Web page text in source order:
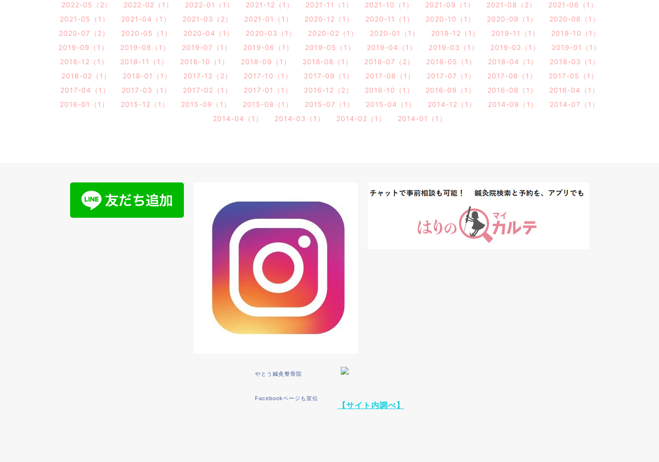
2022-05（2）
2022-02（1） 2022-01（1） 2021-12（1） 2021-11（1） 2021-10（1） 2021-09（1） 2021-08（2）
2021-06（1）
2021-05（1）
2021-04（1） 2021-03（2） 2021-01（1） 2020-12（1） 2020-11（1） 2020-10（1） 2020-09（1）
2020-08（1）
2020-07（2）
2020-05（1） 2020-04（1） 2020-03（1） 2020-02（1） 2020-01（1） 2019-12（1） 2019-11（1）
2019-10（1）
2019-09（1）
2019-08（1） 2019-07（1） 2019-06（1） 2019-05（1） 2019-04（1） 2019-03（1） 2019-02（1）
2019-01（1）
2018-12（1）
2018-11（1） 2018-10（1） 2018-09（1） 2018-08（1） 2018-07（2） 2018-05（1） 2018-04（1）
2018-03（1）
2018-02（1）
2018-01（1） 2017-12（2） 2017-10（1） 2017-09（1） 2017-08（1） 2017-07（1） 2017-06（1）
2017-05（1）
2017-04（1）
2017-03（1） 2017-02（1） 2017-01（1） 2016-12（2） 2016-10（1） 2016-09（1） 2016-08（1）
2016-04（1）
2016-01（1）
2015-12（1） 2015-09（1） 2015-08（1） 2015-07（1） 2015-04（1） 2014-12（1） 2014-09（1）
2014-07（1）
2014-04（1）
2014-03（1） 2014-02（1） 2014-01（1）
やとう鍼灸整骨院
Facebookページも宣伝
【サイト内調べ】